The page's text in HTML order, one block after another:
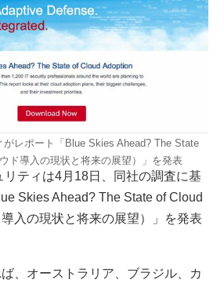
レポート「Blue Skies Ahead? The State
ド導入の現状と将来の展望）」を発表
ティは4月18日、同社の調査に基
Skies Ahead? The State of Cloud
入の現状と将来の展望）」を発表
、オーストラリア、ブラジル、カ